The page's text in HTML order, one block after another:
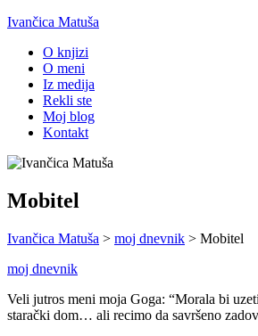
Ivančica Matuša
O knjizi
O meni
Iz medija
Rekli ste
Moj blog
Kontakt
Mobitel
Ivančica Matuša > moj dnevnik > Mobitel
moj dnevnik
Veli jutros meni moja Goga: “Morala bi
starački dom… ali recimo da savršeno